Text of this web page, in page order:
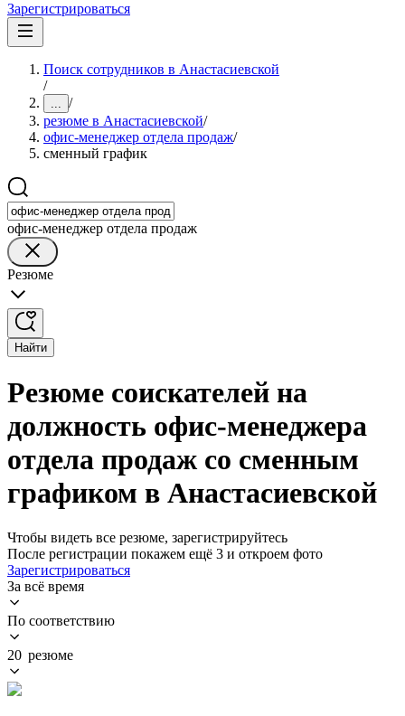
Зарегистрироваться
Поиск сотрудников в Анастасиевской
/
... /
резюме в Анастасиевской/
офис-менеджер отдела продаж/
сменный график
офис-менеджер отдела продаж
Резюме
Найти
Резюме соискателей на
должность офис-менеджера
отдела продаж со сменным
графиком в Анастасиевской
Чтобы видеть все резюме, зарегистрируйтесь
После регистрации покажем ещё 3 и откроем фото
Зарегистрироваться
За всё время
По соответствию
20 резюме